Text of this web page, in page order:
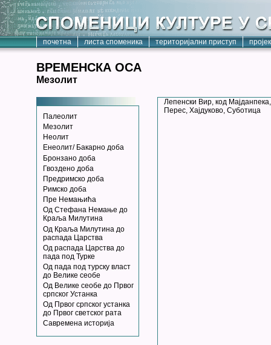
почетна листа споменика територијални приступ
ВРЕМЕНСКА ОСА
Мезолит
Палеолит
Мезолит
Неолит
Енеолит/ Бакарно доба
Бронзано доба
Гвоздено доба
Предримско доба
Римско доба
Пре Немањића
Од Стефана Немање до
Краља Милутина
Од Краља Милутина до
распада Царства
Од распада Царства до
пада под Турке
Од пада под турску власт
до Велике сеобе
Од Велике сеобе до Првог
српског Устанка
Од Првог српског устанка
до Првог светског рата
Савремена историја
Лепенски Вир, код
Перес, Хајдуково, Суботица